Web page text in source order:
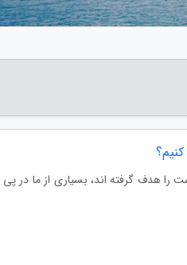
را هدف گرفته اند، بسیاری از ما در پی